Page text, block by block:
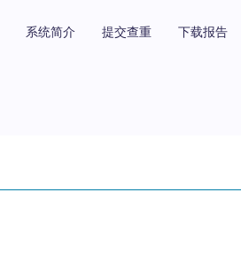
系统简介 提交查重 下载报告